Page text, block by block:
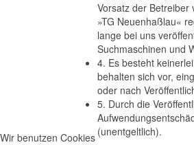
Vorsatz der Betreiber
»TG Neuenhaßlau«
lange bei uns
Suchmaschinen und
4. Es besteht
behalten sich vor,
oder nach
5. Durch die
(unentgeltlich).
Wir benutzen Cookies